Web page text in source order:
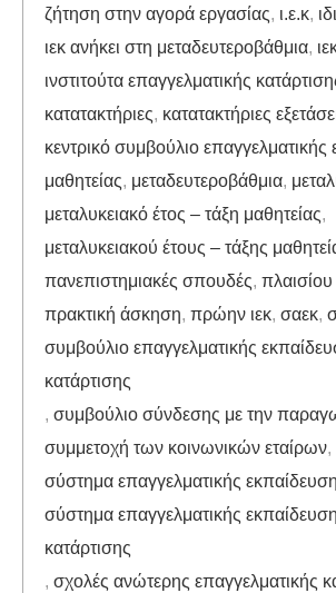
ζήτηση στην αγορά εργασίας, ι.ε.κ,
ιεκ ανήκει στη μεταδευτεροβάθμια,
ινστιτούτα επαγγελματικής
κατατακτήριες, κατατακτήριες
κεντρικό συμβούλιο επαγγελματικής
μαθητείας, μεταδευτεροβάθμια,
μεταλυκειακό έτος – τάξη μαθητείας,
μεταλυκειακού έτους – τάξης
πανεπιστημιακές σπουδές,
πρακτική άσκηση, πρώην ιεκ, σαεκ,
συμβούλιο επαγγελματικής
κατάρτισης
, συμβούλιο σύνδεσης με την
συμμετοχή των κοινωνικών εταίρων,
σύστημα επαγγελματικής
σύστημα επαγγελματικής
κατάρτισης
, σχολές ανώτερης επαγγελματικής